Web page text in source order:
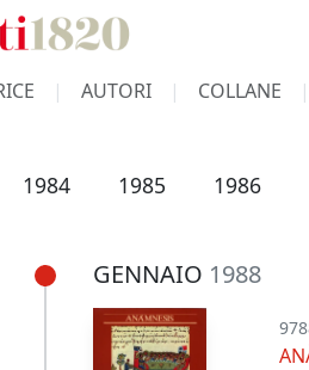
AUTORI COLLANE
1984 1985 1986
GENNAIO 1988